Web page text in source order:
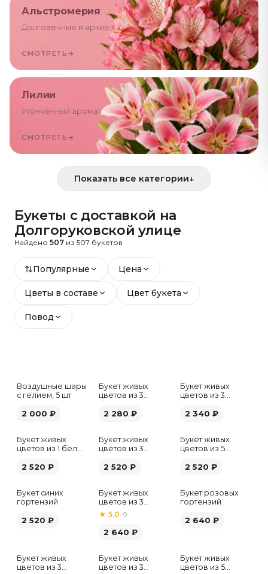
Альстромерия
Долговечные и яркие
СМОТРЕТЬ →
Лилии
Утончённый аромат
СМОТРЕТЬ →
Показать все категории↓
Букеты с доставкой на
Долгоруковской улице
Найдено 507 из 507 букетов
Популярные Цена
Цветы в составе Цвет букета
Повод
Воздушные шары
с гелием, 5 шт
2 000 ₽
Букет живых
цветов из 3
2 280 ₽
Букет живых
цветов из 3
2 340 ₽
Букет живых
цветов из 1 белой
2 520 ₽
Букет живых
цветов из 3
2 520 ₽
Букет живых
цветов из 5
микс
2 520 ₽
Букет синих
гортензий
2 520 ₽
Букет живых
цветов из 3
розовых пионов
★ 5.0· 9
2 640 ₽
Букет розовых
гортензий
2 640 ₽
Букет живых
цветов из 3
Букет живых
цветов из 3
Хит
Букет живых
цветов из 5